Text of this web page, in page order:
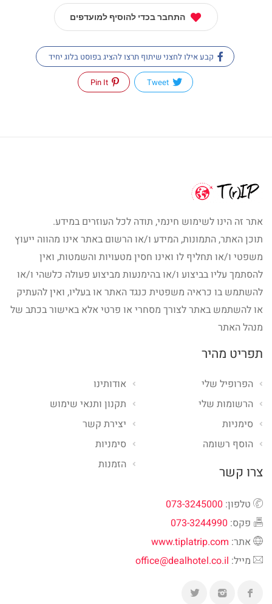
התחבר בכדי להוסיף למועדפים
קבע אילו לחצני שיתוף תרצו להציג בפוסט בלוג יחיד
Tweet
Pin It
אתר זה הינו לשימוש חינמי, תודה לכל העוזרים במידע.
תוכן האתר, התמונות, המידע ו/או הרשום באתר אינו מהווה ייעוץ
משפטי ו/או תחליף לו ואינו חסין מטעויות והשמטות, ואין
להסתמך עליו בביצוע ו/או בהימנעות מביצוע פעולה כלשהי ו/או
להשתמש בו כראיה משפטית כנגד האתר או בעליו, ואין להעתיק
או להשתמש באתר לצורך מסחרי או פרטי אלא באישור בכתב של
מנהל האתר
תפריט מהיר
אודותינו
תקנון ותנאי שימוש
יצירת קשר
סימניות
הזמנות
הפרופיל שלי
הרשומות שלי
סימניות
הוסף רשומה
צרו קשר
טלפון: 073-3245000
פקס: 073-3244990
אתר: www.tiplatrip.com
מייל: office@dealhotel.co.il